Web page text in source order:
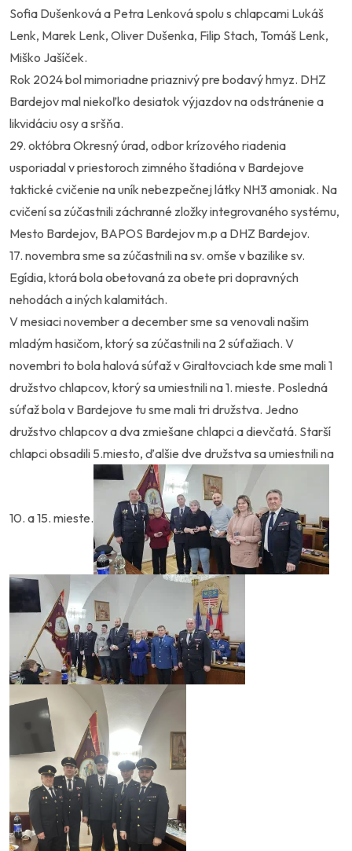
Sofia Dušenková a Petra Lenková spolu s chlapcami Lukáš
Lenk, Marek Lenk, Oliver Dušenka, Filip Stach, Tomáš Lenk,
Miško Jašíček.
Rok 2024 bol mimoriadne priaznivý pre bodavý hmyz. DHZ
Bardejov mal niekoľko desiatok výjazdov na odstránenie a
likvidáciu osy a sršňa.
29. októbra Okresný úrad, odbor krízového riadenia
usporiadal v priestoroch zimného štadióna v Bardejove
taktické cvičenie na uník nebezpečnej látky NH3 amoniak. Na
cvičení sa zúčastnili záchranné zložky integrovaného systému,
Mesto Bardejov, BAPOS Bardejov m.p a DHZ Bardejov.
17. novembra sme sa zúčastnili na sv. omše v bazilike sv.
Egídia, ktorá bola obetovaná za obete pri dopravných
nehodách a iných kalamitách.
V mesiaci november a december sme sa venovali našim
mladým hasičom, ktorý sa zúčastnili na 2 súťažiach. V
novembri to bola halová súťaž v Giraltovciach kde sme mali 1
družstvo chlapcov, ktorý sa umiestnili na 1. mieste. Posledná
súťaž bola v Bardejove tu sme mali tri družstva. Jedno
družstvo chlapcov a dva zmiešane chlapci a dievčatá. Starší
chlapci obsadili 5.miesto, ďalšie dve družstva sa umiestnili na
10. a 15. mieste.